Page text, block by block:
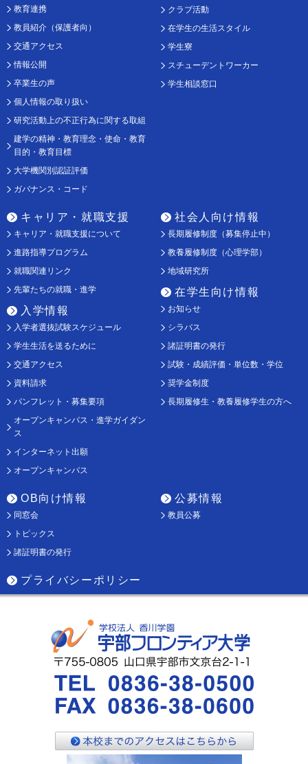
教育連携
教員紹介（保護者向）
交通アクセス
情報公開
卒業生の声
個人情報の取り扱い
研究活動上の不正行為に関する取組
建学の精神・教育理念・使命・教育
目的・教育目標
大学機関別認証評価
ガバナンス・コード
クラブ活動
在学生の生活スタイル
学生寮
スチューデントワーカー
学生相談窓口
キャリア・就職支援
キャリア・就職支援について
進路指導プログラム
就職関連リンク
先輩たちの就職・進学
入学情報
入学者選抜試験スケジュール
学生生活を送るために
交通アクセス
資料請求
パンフレット・募集要項
オープンキャンパス・進学ガイダン
ス
インターネット出願
オープンキャンパス
社会人向け情報
長期履修制度（募集停止中）
教養履修制度（心理学部）
地域研究所
在学生向け情報
お知らせ
シラバス
諸証明書の発行
試験・成績評価・単位数・学位
奨学金制度
長期履修生・教養履修学生の方へ
OB向け情報
同窓会
トピックス
諸証明書の発行
公募情報
教員公募
プライバシーポリシー